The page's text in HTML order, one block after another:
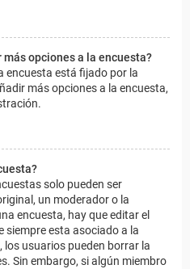
opciones a la encuesta?
encuesta está fijado por la
más opciones a la encuesta,
solo pueden ser
un moderador o la
encuesta, hay que editar el
siempre esta asociado a la
los usuarios pueden borrar la
Sin embargo, si algún miembro